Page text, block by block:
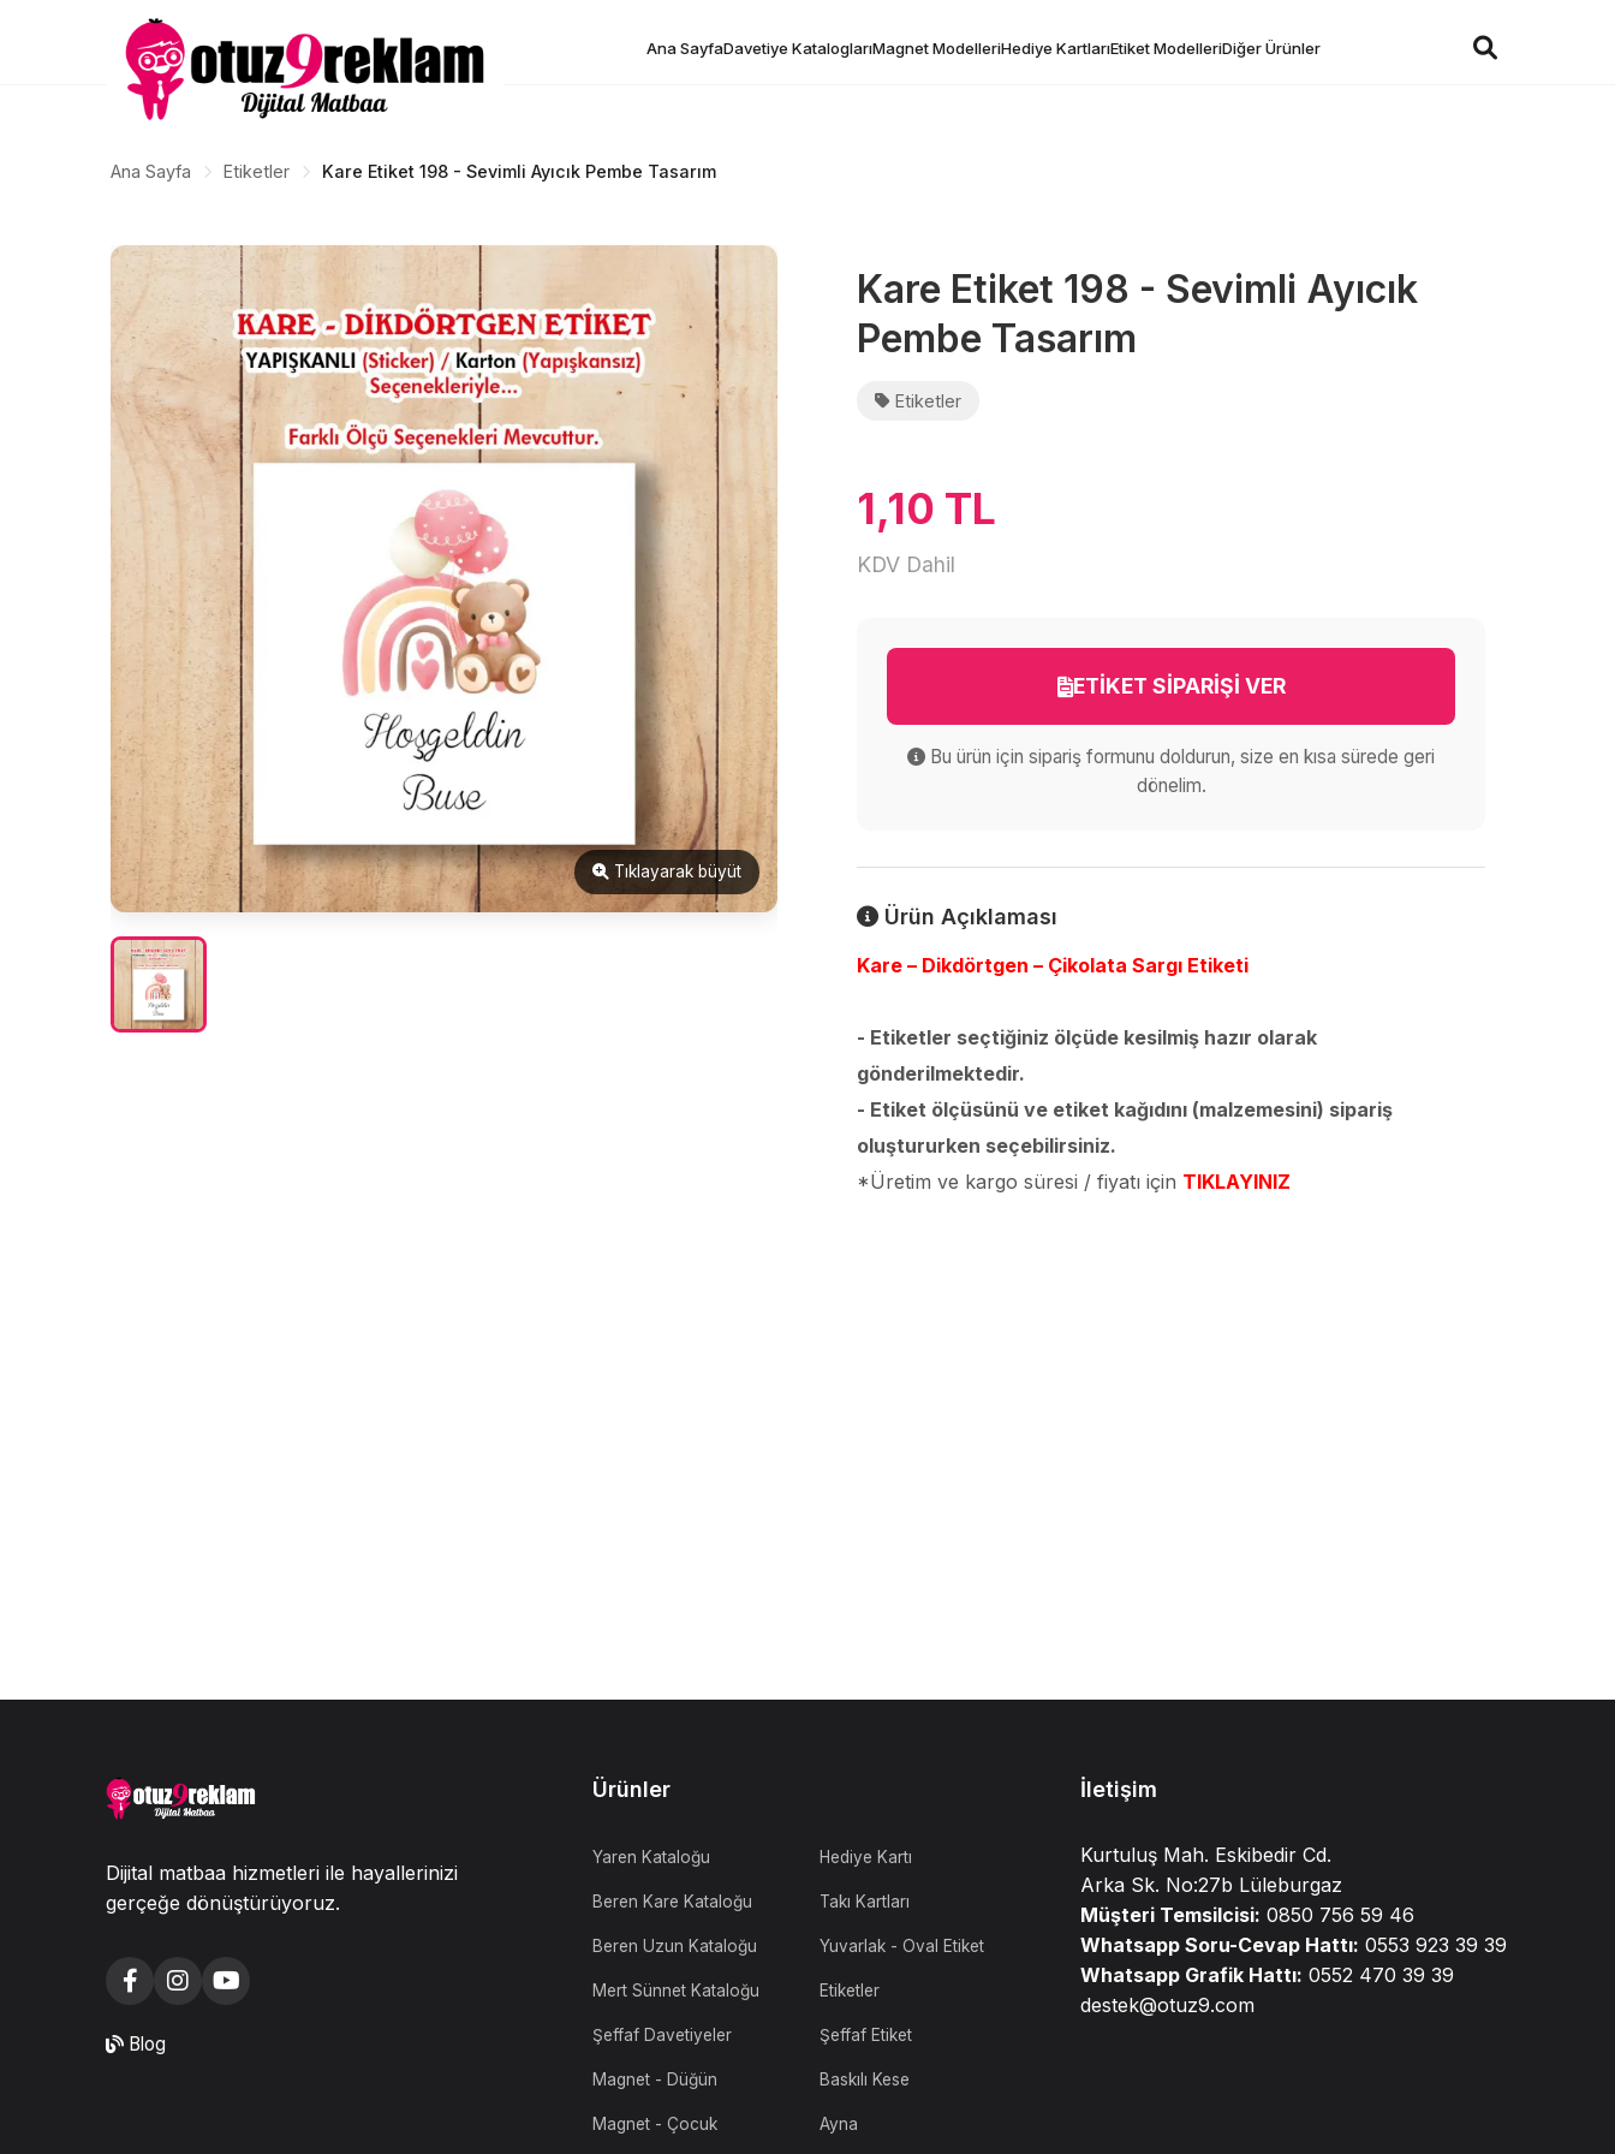
Ana SayfaDavetiye KataloglarıMagnet ModelleriHediye KartlarıEtiket ModelleriDiğer Ürünler
Ana Sayfa Etiketler Kare Etiket 198 - Sevimli Ayıcık Pembe Tasarım
Tıklayarak büyüt
Kare Etiket 198 - Sevimli Ayıcık
Pembe Tasarım
Etiketler
1,10 TL
KDV Dahil
ETİKET SİPARİŞİ VER
Bu ürün için sipariş formunu doldurun, size en kısa sürede geri
dönelim.
Ürün Açıklaması
Kare – Dikdörtgen – Çikolata Sargı Etiketi
- Etiketler seçtiğiniz ölçüde kesilmiş hazır olarak
gönderilmektedir.
- Etiket ölçüsünü ve etiket kağıdını (malzemesini) sipariş
oluştururken seçebilirsiniz.
*Üretim ve kargo süresi / fiyatı için TIKLAYINIZ
Dijital matbaa hizmetleri ile hayallerinizi
gerçeğe dönüştürüyoruz.
Blog
Ürünler
Yaren Kataloğu
Beren Kare Kataloğu
Beren Uzun Kataloğu
Mert Sünnet Kataloğu
Şeffaf Davetiyeler
Magnet - Düğün
Magnet - Çocuk
Hediye Kartı
Takı Kartları
Yuvarlak - Oval Etiket
Etiketler
Şeffaf Etiket
Baskılı Kese
Ayna
İletişim
Kurtuluş Mah. Eskibedir Cd.
Arka Sk. No:27b Lüleburgaz
Müşteri Temsilcisi: 0850 756 59 46
Whatsapp Soru-Cevap Hattı: 0553 923 39 39
Whatsapp Grafik Hattı: 0552 470 39 39
destek@otuz9.com